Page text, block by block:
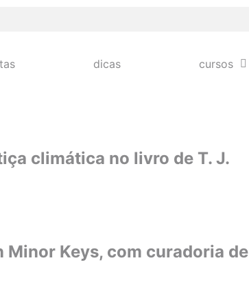
dicas cursos
climática no livro de T. J.
Minor Keys, com curadoria de